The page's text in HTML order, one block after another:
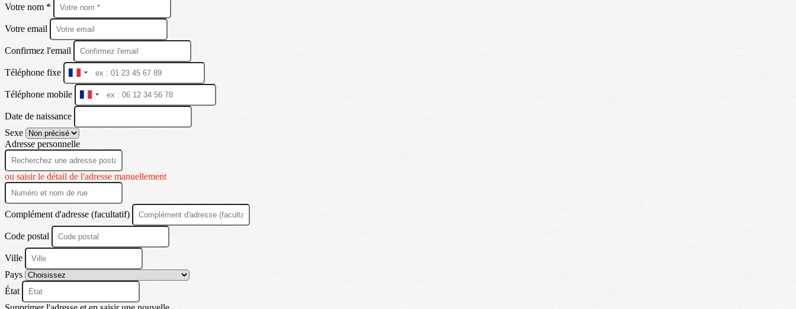
Votre nom *
Votre email
Confirmez l'email
Téléphone fixe
France
+33
Téléphone mobile
France
+33
Date de naissance
Sexe
Adresse personnelle
ou saisir le détail de l'adresse manuellement
Complément d'adresse (facultatif)
Code postal
Ville
Pays
État